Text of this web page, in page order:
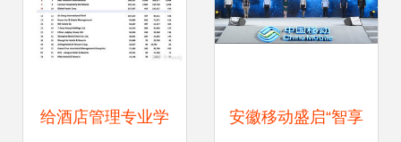
给酒店管理专业学 安徽移动盛启“智享